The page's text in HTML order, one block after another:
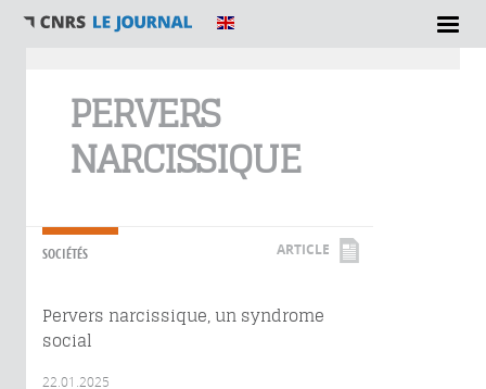
PERVERS
NARCISSIQUE
SOCIÉTÉS ARTICLE
Pervers narcissique, un syndrome
social
22.01.2025